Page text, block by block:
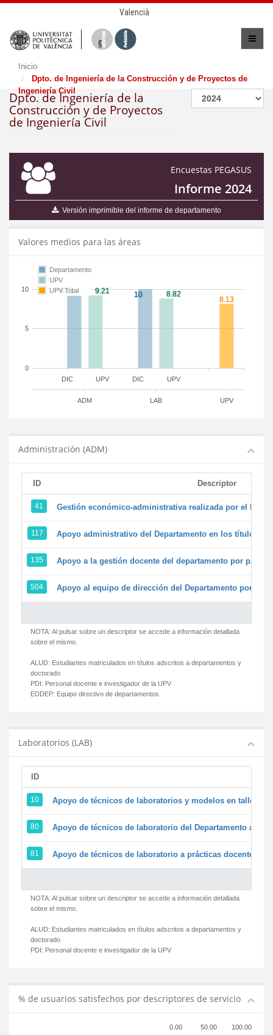
Valencià
Inicio
Dpto. de Ingeniería de la Construcción y de Proyectos de
Ingeniería Civil
Dpto. de Ingeniería de la
Construcción y de Proyectos
de Ingeniería Civil
Encuestas PEGASUS
Informe 2024
Versión imprimible del informe de departamento
Valores medios para las áreas
DIC DIC
UPV UPV
ADM LAB UPV
0
5
10
Departamento
UPV
UPV Total
Administración (ADM)
ID Descriptor
41 Gestión económico-administrativa realizada por el
117 Apoyo administrativo del Departamento en los títulos de
135 Apoyo a la gestión docente del departamento por parte
504 Apoyo al equipo de dirección del Departamento por
NOTA: Al pulsar sobre un descriptor se accede a información detallada
sobre el mismo.
ALUD: Estudiantes matriculados en títulos adscritos a departamentos y
doctorado
PDI: Personal docente e investigador de la UPV
EDDEP: Equipo directivo de departamentos
Laboratorios (LAB)
ID
10 Apoyo de técnicos de laboratorios y modelos en
80 Apoyo de técnicos de laboratorio del Departamento a la
81 Apoyo de técnicos de laboratorio a prácticas docentes y
NOTA: Al pulsar sobre un descriptor se accede a información detallada
sobre el mismo.
ALUD: Estudiantes matriculados en títulos adscritos a departamentos y
doctorado
PDI: Personal docente e investigador de la UPV
% de usuarios satisfechos por descriptores de servicio
0.00 50.00 100.00